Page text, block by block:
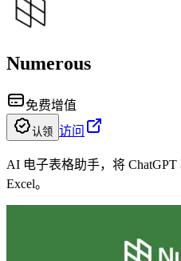
Numerous
免费增值
认领 访问
AI 电子表格助手，将 ChatGPT
Excel。